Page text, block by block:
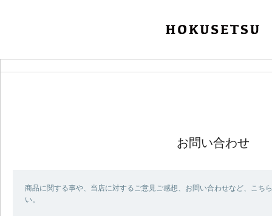
お問い合わせ
商品に関する事や、当店に対するご意見ご感想、お問い合わせなど、こち
い。